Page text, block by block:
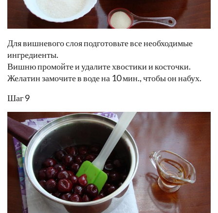
Для вишневого слоя подготовьте все необходимые
ингредиенты.
Вишню промойте и удалите хвостики и косточки.
Желатин замочите в воде на 10 мин., чтобы он набух.
Шаг 9